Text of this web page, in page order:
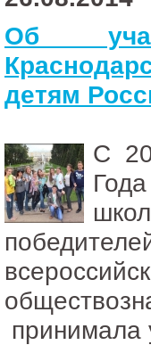
Об
детям
С
принимала